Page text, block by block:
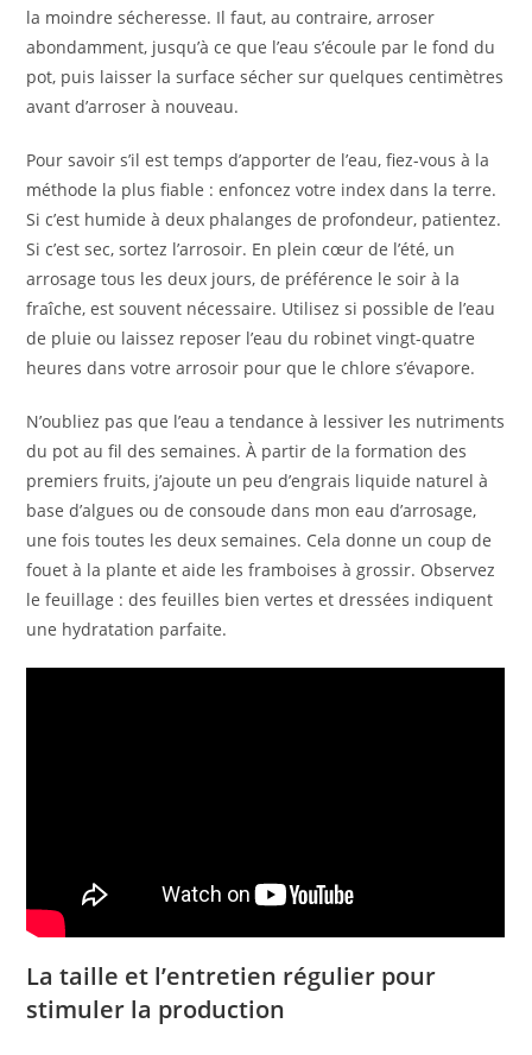
la moindre sécheresse. Il faut, au contraire, arroser
abondamment, jusqu’à ce que l’eau s’écoule par le fond du
pot, puis laisser la surface sécher sur quelques centimètres
avant d’arroser à nouveau.
Pour savoir s’il est temps d’apporter de l’eau, fiez-vous à la
méthode la plus fiable : enfoncez votre index dans la terre.
Si c’est humide à deux phalanges de profondeur, patientez.
Si c’est sec, sortez l’arrosoir. En plein cœur de l’été, un
arrosage tous les deux jours, de préférence le soir à la
fraîche, est souvent nécessaire. Utilisez si possible de l’eau
de pluie ou laissez reposer l’eau du robinet vingt-quatre
heures dans votre arrosoir pour que le chlore s’évapore.
N’oubliez pas que l’eau a tendance à lessiver les nutriments
du pot au fil des semaines. À partir de la formation des
premiers fruits, j’ajoute un peu d’engrais liquide naturel à
base d’algues ou de consoude dans mon eau d’arrosage,
une fois toutes les deux semaines. Cela donne un coup de
fouet à la plante et aide les framboises à grossir. Observez
le feuillage : des feuilles bien vertes et dressées indiquent
une hydratation parfaite.
La taille et l’entretien régulier pour
stimuler la production